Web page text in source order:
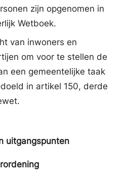
zijn opgenomen in
Wetboek.
van inwoners en
om voor te stellen de
een gemeentelijke taak
in artikel 150, derde
uitgangspunten